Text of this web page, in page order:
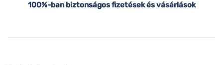
100%-ban biztonságos fizetések és vásárlások